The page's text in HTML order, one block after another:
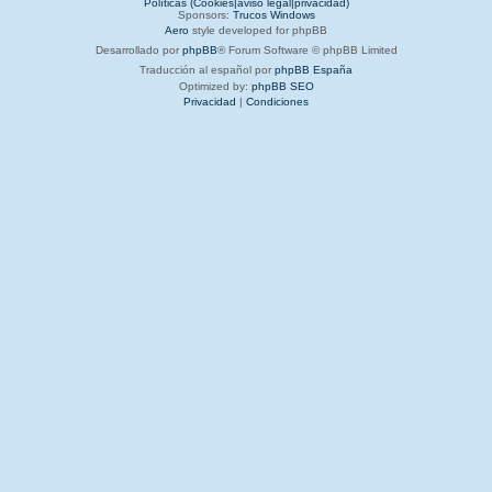
Sponsors: Trucos Windows
Aero style developed for phpBB
Desarrollado por phpBB® Forum Software © phpBB Limited
Traducción al español por phpBB España
Optimized by: phpBB SEO
Privacidad | Condiciones